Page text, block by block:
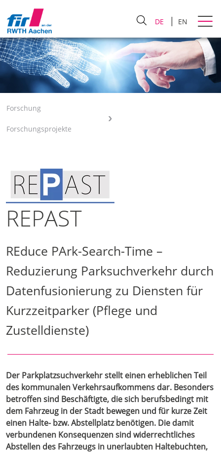
DE EN
Forschung
Forschungsprojekte
REPAST
REduce PArk-Search-Time –
Reduzierung Parksuchverkehr durch
Datenfusionierung zu Diensten für
Kurzzeitparker (Pflege und
Zustelldienste)
Der Parkplatzsuchverkehr stellt einen erheblichen Teil
des kommunalen Verkehrsaufkommens dar. Besonders
betroffen sind Beschäftigte, die sich berufsbedingt mit
dem Fahrzeug in der Stadt bewegen und für kurze Zeit
einen Halte- bzw. Abstellplatz benötigen. Die damit
verbundenen Konsequenzen sind widerrechtliches
Abstellen des Fahrzeugs in unerlaubten Haltebuchten,